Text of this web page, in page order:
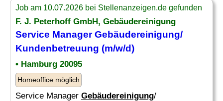
Job am 10.07.2026 bei Stellenanzeigen.de gefunden
F. J. Peterhoff GmbH, Gebäudereinigung
Service ManagerGebäudereinigung/
Kundenbetreuung (m/w/d)
• Hamburg 20095
Homeoffice möglich
Service Manager Gebäudereinigung/